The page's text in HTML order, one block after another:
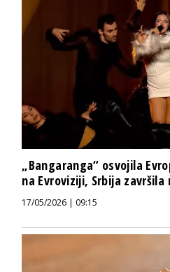
„Bangaranga“ osvojila
na Evroviziji, Srbija završila
17/05/2026 | 09:15